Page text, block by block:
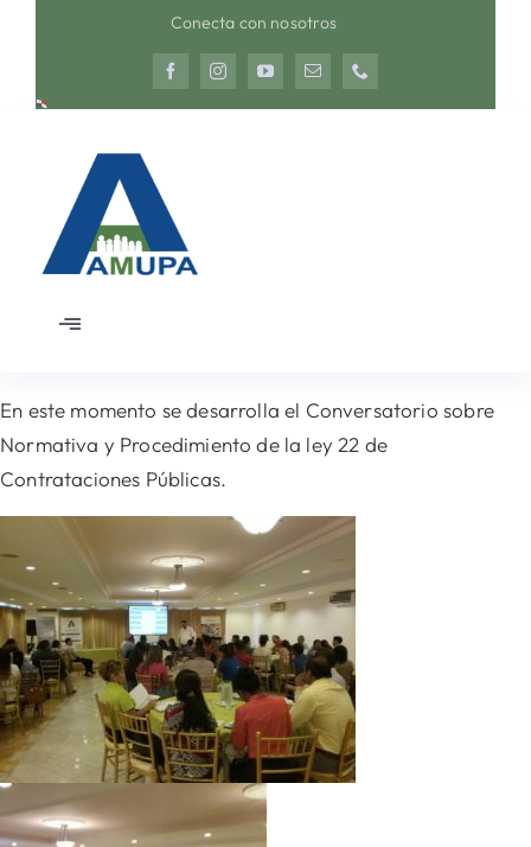
Conecta con nosotros
Toggle
Nosotros
Directorio de Autoridades
Biblioteca
Últimas Noticias
Aplicaciones
En este momento se desarrolla el Conversatorio sobre
Normativa y Procedimiento de la ley 22 de
Contrataciones Públicas.